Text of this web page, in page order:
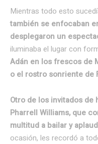
Mientras todo esto
también se enfocaban
desplegaron un
iluminaba el lugar con
Adán en los frescos de
o el rostro sonriente de
Otro de los invitados
Pharrell Williams, que
multitud a bailar y
ocasión, les recordó a